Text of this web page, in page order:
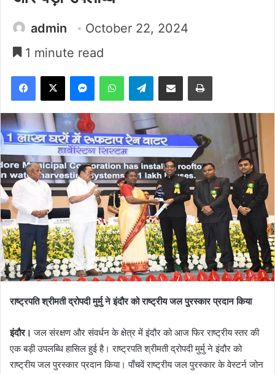
admin
October 22, 2024
1 minute read
Facebook
X MessengerWhatsAppTelegramShare via Email Print
राष्ट्रपति श्रीमती द्रोपदी मुर्मु ने इंदौर को राष्ट्रीय जल पुरस्कार प्रदान किया
इंदौर। जल संरक्षण और संवर्धन के क्षेत्र में इंदौर को आज फिर राष्ट्रीय स्तर की
एक बड़ी उपलब्धि हासिल हुई है। राष्ट्रपति श्रीमती द्रोपदी मुर्मु ने इंदौर को
राष्ट्रीय जल पुरस्कार प्रदान किया। पाँचवें राष्ट्रीय जल पुरस्कार के वेस्टर्न जोन